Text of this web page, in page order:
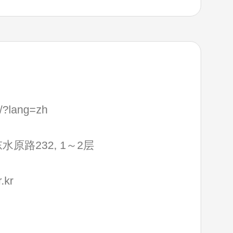
原路232, 1～2层